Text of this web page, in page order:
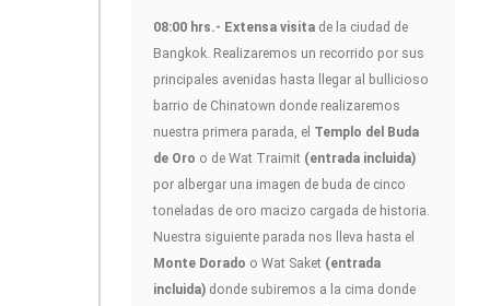
08:00 hrs.- Extensa visita de la ciudad de
Bangkok. Realizaremos un recorrido por sus
principales avenidas hasta llegar al bullicioso
barrio de Chinatown donde realizaremos
nuestra primera parada, el Templo del Buda
de Oro o de Wat Traimit (entrada incluida)
por albergar una imagen de buda de cinco
toneladas de oro macizo cargada de historia.
Nuestra siguiente parada nos lleva hasta el
Monte Dorado o Wat Saket (entrada
incluida) donde subiremos a la cima donde